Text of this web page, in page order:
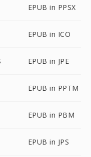
EPUB in PPSX
EPUB in ICO
EPUB in JPE
EPUB in PPTM
EPUB in PBM
EPUB in JPS